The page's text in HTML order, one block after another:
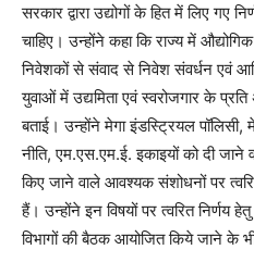
सरकार द्वारा उद्योगों के हित में लिए गए
चाहिए। उन्होंने कहा कि राज्य में
निवेशकों से संवाद से निवेश संवर्धन एवं
युवाओं में उद्यमिता एवं स्वरोजगार के
बताई। उन्होंने मेगा इंडस्ट्रियल पॉलिसी,
नीति, एम.एस.एम.ई. इकाइयों को दी जाने
किए जाने वाले आवश्यक संशोधनों पर
हैं। उन्होंने इन विषयों पर त्वरित निर्णय
विभागों की बैठक आयोजित किये जाने के